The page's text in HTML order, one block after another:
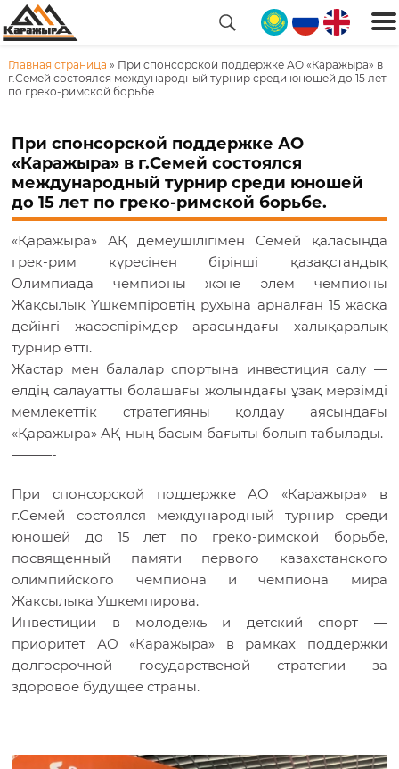
ГЛАВНАЯ
КОМПАНИИ
КАРЬЕРА
ПОКУПАТЕЛЯМ
НОВОСТИ
КОНТАКТЫ
Главная страница » При спонсорской поддержке АО «Каражыра» в
г.Семей состоялся международный турнир среди юношей до 15 лет
по греко-римской борьбе.
При спонсорской поддержке АО
«Каражыра» в г.Семей состоялся
международный турнир среди юношей
до 15 лет по греко-римской борьбе.
«Қаражыра» АҚ демеушілігімен Семей қаласында
грек-рим күресінен бірінші қазақстандық
Олимпиада чемпионы және әлем чемпионы
Жақсылық Үшкемпіровтің рухына арналған 15 жасқа
дейінгі жасөспірімдер арасындағы халықаралық
турнир өтті.
Жастар мен балалар спортына инвестиция салу —
елдің салауатты болашағы жолындағы ұзақ мерзімді
мемлекеттік стратегияны қолдау аясындағы
«Қаражыра» АҚ-ның басым бағыты болып табылады.
———-
При спонсорской поддержке АО «Каражыра» в
г.Семей состоялся международный турнир среди
юношей до 15 лет по греко-римской борьбе,
посвященный памяти первого казахстанского
олимпийского чемпиона и чемпиона мира
Жаксылыка Ушкемпирова.
Инвестиции в молодежь и детский спорт —
приоритет АО «Каражыра» в рамках поддержки
долгосрочной государственой стратегии за
здоровое будущее страны.